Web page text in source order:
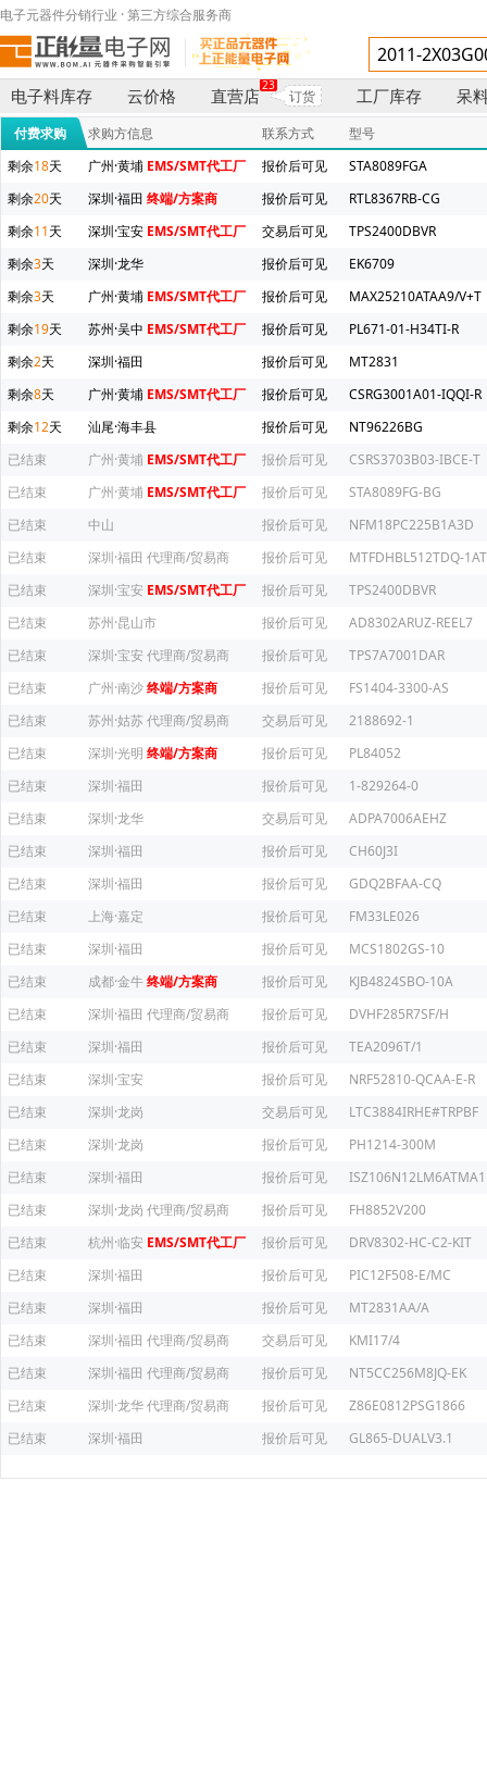
电子元器件分销行业 · 第三方综合服务商
电子料库存 云价格 直营店
23
订货 工厂库存 呆
付费求购 求购方信息 联系方式
型号
剩余18天 广州·黄埔 EMS/SMT代工厂 报价后可见
STA8089FGA
剩余20天 深圳·福田 终端/方案商 报价后可见
RTL8367RB-CG
剩余11天 深圳·宝安 EMS/SMT代工厂 交易后可见
TPS2400DBVR
剩余3天 深圳·龙华 报价后可见
EK6709
剩余3天 广州·黄埔 EMS/SMT代工厂 报价后可见
MAX25210ATAA9/V+T
剩余19天 苏州·吴中 EMS/SMT代工厂 报价后可见
PL671-01-H34TI-R
剩余2天 深圳·福田 报价后可见
MT2831
剩余8天 广州·黄埔 EMS/SMT代工厂 报价后可见
CSRG3001A01-IQQI-R
剩余12天 汕尾·海丰县 报价后可见
NT96226BG
已结束
广州·黄埔 EMS/SMT代工厂 报价后可见
CSRS3703B03-IBCE-T
已结束
广州·黄埔 EMS/SMT代工厂 报价后可见
STA8089FG-BG
已结束
中山 报价后可见
NFM18PC225B1A3D
已结束
深圳·福田 代理商/贸易商 报价后可见
MTFDHBL512TDQ-
已结束
深圳·宝安 EMS/SMT代工厂 报价后可见
TPS2400DBVR
已结束
苏州·昆山市 报价后可见
AD8302ARUZ-REEL7
已结束
深圳·宝安 代理商/贸易商 报价后可见
TPS7A7001DAR
已结束
广州·南沙终端/方案商 报价后可见
FS1404-3300-AS
已结束
苏州·姑苏代理商/贸易商 交易后可见
2188692-1
已结束
深圳·光明 终端/方案商 报价后可见
PL84052
已结束
深圳·福田 报价后可见
1-829264-0
已结束
深圳·龙华 交易后可见
ADPA7006AEHZ
已结束
深圳·福田 报价后可见
CH60J3I
已结束
深圳·福田 报价后可见
GDQ2BFAA-CQ
已结束
上海·嘉定 报价后可见
FM33LE026
已结束
深圳·福田 报价后可见
MCS1802GS-10
已结束
成都·金牛终端/方案商 报价后可见
KJB4824SBO-10A
已结束
深圳·福田 代理商/贸易商 报价后可见
DVHF285R7SF/H
已结束
深圳·福田 报价后可见
TEA2096T/1
已结束
深圳·宝安 报价后可见
NRF52810-QCAA-E-R
已结束
深圳·龙岗 交易后可见
LTC3884IRHE#TRPBF
已结束
深圳·龙岗 报价后可见
PH1214-300M
已结束
深圳·福田 报价后可见
ISZ106N12LM6ATMA1
已结束
深圳·龙岗 代理商/贸易商 报价后可见
FH8852V200
已结束
杭州·临安 EMS/SMT代工厂 报价后可见
DRV8302-HC-C2-KIT
已结束
深圳·福田 报价后可见
PIC12F508-E/MC
已结束
深圳·福田 报价后可见
MT2831AA/A
已结束
深圳·福田 代理商/贸易商 交易后可见
KMI17/4
已结束
深圳·福田 代理商/贸易商 报价后可见
NT5CC256M8JQ-EK
已结束
深圳·龙华代理商/贸易商 报价后可见
Z86E0812PSG1866
已结束
深圳·福田 报价后可见 GL865-DUALV3.1